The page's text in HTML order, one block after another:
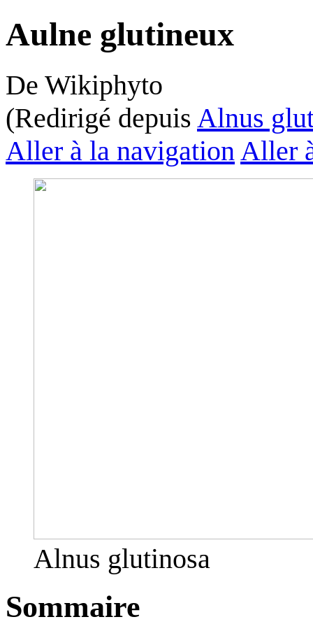
Aulne glutineux
De Wikiphyto
(Redirigé depuis Alnus
Aller à la navigation Aller
Alnus glutinosa
Sommaire